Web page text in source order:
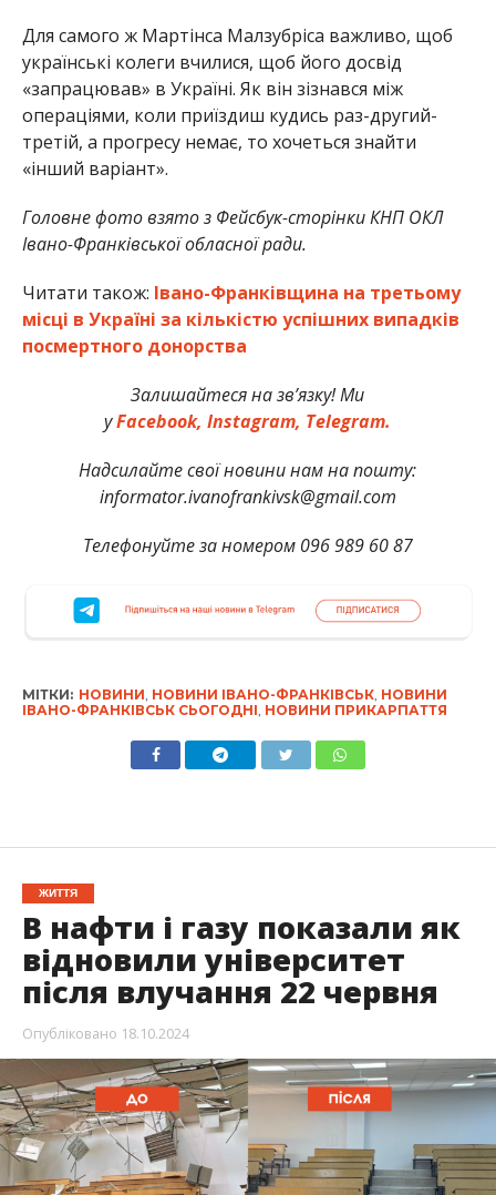
Для самого ж Мартінса Малзубріса важливо, щоб
українські колеги вчилися, щоб його досвід
«запрацював» в Україні. Як він зізнався між
операціями, коли приїздиш кудись раз-другий-
третій, а прогресу немає, то хочеться знайти
«інший варіант».
Головне фото взято з Фейсбук-сторінкиКНП ОКЛ
Івано-Франківської обласної ради.
Читати також: Івано-Франківщина на третьому
місці в Україні за кількістю успішних випадків
посмертного донорства
Залишайтеся на зв’язку! Ми
уFacebook,Instagram, Telegram.
Надсилайте свої новини нам на пошту:
informator.ivanofrankivsk@gmail.com
Телефонуйте за номером 096 989 60 87
МІТКИ: НОВИНИ, НОВИНИ ІВАНО-ФРАНКІВСЬК, НОВИНИ
ІВАНО-ФРАНКІВСЬК СЬОГОДНІ, НОВИНИ ПРИКАРПАТТЯ
ЖИТТЯ
В нафти і газу показали як
відновили університет
після влучання 22 червня
Опубліковано 18.10.2024